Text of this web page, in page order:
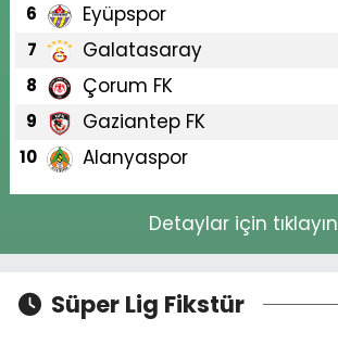
6 Eyüpspor
7 Galatasaray
8 Çorum FK
9 Gaziantep FK
10 Alanyaspor
Detaylar için tıklayın
Süper Lig Fikstür